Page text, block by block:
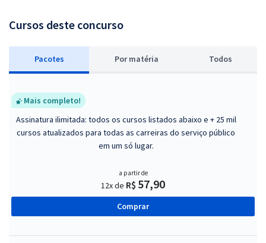
Cursos deste concurso
Pacotes Por matéria Todos
Mais completo!
Assinatura ilimitada: todos os cursos listados abaixo e + 25 mil
cursos atualizados para todas as carreiras do serviço público
em um só lugar.
a partir de
12x de R$ 57,90
Comprar